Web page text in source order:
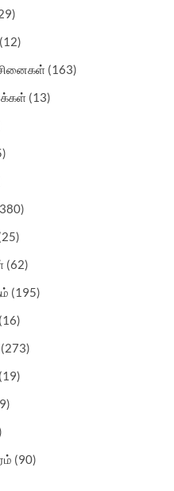
(12)
(163)
(13)
(62)
(195)
(19)
(90)